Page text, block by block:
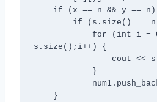
s.size();i++) {